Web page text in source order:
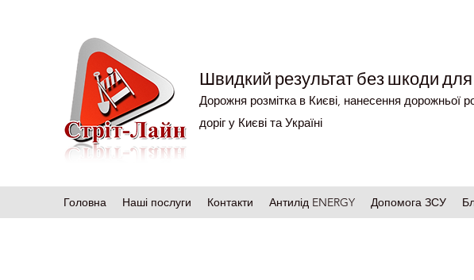
Швидкий результат без шкоди для
Дорожня розмітка в Києві, нанесення дорожньої
доріг у Києві та Україні
Головна Наші послуги Контакти Антилід ENERGY Допомога ЗСУ